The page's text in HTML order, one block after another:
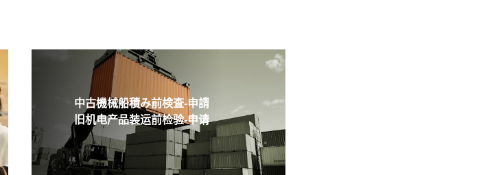
中古機械船積み前検査-申請
旧机电产品装运前检验-申请